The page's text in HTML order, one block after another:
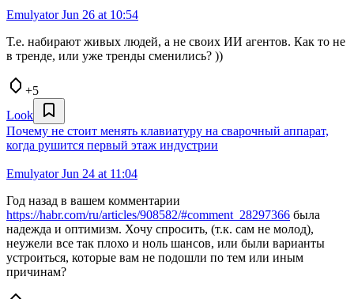
EmulyatorJun 26 at 10:54
Т.е. набирают живых людей, а не своих ИИ агентов. Как то не
в тренде, или уже тренды сменились? ))
+5
Look
Почему не стоит менять клавиатуру на сварочный аппарат,
когда рушится первый этаж индустрии
EmulyatorJun 24 at 11:04
Год назад в вашем комментарии
https://habr.com/ru/articles/908582/#comment_28297366 была
надежда и оптимизм. Хочу спросить, (т.к. сам не молод),
неужели все так плохо и ноль шансов, или были варианты
устроиться, которые вам не подошли по тем или иным
причинам?